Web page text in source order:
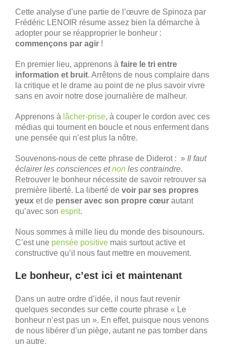
Cette analyse d’une partie de l’œuvre de Spinoza par
Frédéric LENOIR résume assez bien la démarche à
adopter pour se réapproprier le bonheur :
commençons par agir !
En premier lieu, apprenons à faire le tri entre
information et bruit. Arrêtons de nous complaire dans
la critique et le drame au point de ne plus savoir vivre
sans en avoir notre dose journalière de malheur.
Apprenons à lâcher-prise, à couper le cordon avec ces
médias qui tournent en boucle et nous enferment dans
une pensée qui n’est plus la nôtre.
Souvenons-nous de cette phrase de Diderot : » Il faut
éclairer les consciences etnon les contraindre.
Retrouver le bonheur nécessite de savoir retrouver sa
première liberté. La liberté de voir par ses propres
yeux et de penser avec son propre cœur autant
qu’avec son esprit.
Nous sommes à mille lieu du monde des bisounours.
C’est une pensée positive mais surtout active et
constructive qu’il nous faut mettre en mouvement.
Le bonheur, c’est ici et maintenant
Dans un autre ordre d’idée, il nous faut revenir
quelques secondes sur cette courte phrase « Le
bonheur n’est pas un ». En effet, puisque nous venons
de nous libérer d’un piège, autant ne pas tomber dans
un autre.